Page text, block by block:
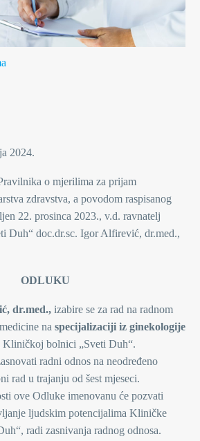
2024.
o mjerilima za prijam
zdravstva, a povodom raspisanog
22. prosinca 2023., v.d. ravnatelj
Duh“ doc.dr.sc. Igor Alfirević, dr.med.,
ODLUKU
dr.med., izabire se za rad na radnom
na specijalizaciji iz ginekologije
Kliničkoj bolnici „Sveti Duh“.
radni odnos na neodređeno
rad u trajanju od šest mjeseci.
ove Odluke imenovanu će pozvati
ljudskim potencijalima Kliničke
radi zasnivanja radnog odnosa.